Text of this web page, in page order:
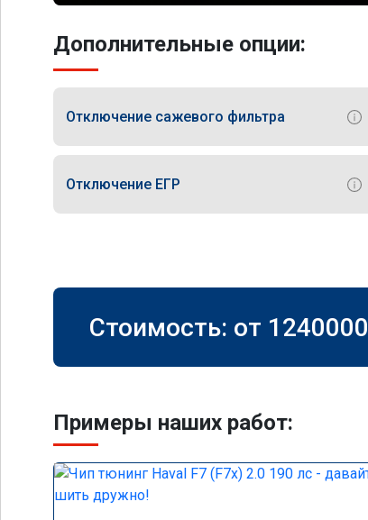
Дополнительные опции:
Отключение сажевого фильтра
Отключение ЕГР
Стоимость: от 1240000
Примеры наших работ: